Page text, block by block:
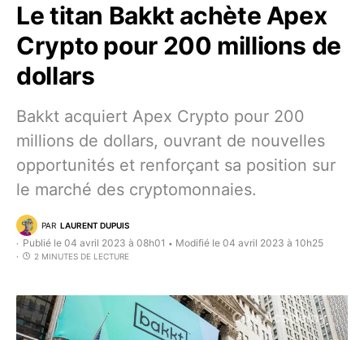
Le titan Bakkt achète Apex
Crypto pour 200 millions de
dollars
Bakkt acquiert Apex Crypto pour 200
millions de dollars, ouvrant de nouvelles
opportunités et renforçant sa position sur
le marché des cryptomonnaies.
PAR LAURENT DUPUIS
Publié le 04 avril 2023 à 08h01 • Modifié le 04 avril 2023 à 10h25
2 MINUTES DE LECTURE